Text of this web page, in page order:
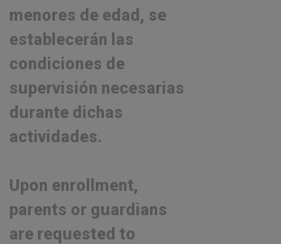
menores de edad, se
establecerán las
condiciones de
supervisión necesarias
durante dichas
actividades.
Upon enrollment,
parents or guardians
are requested to